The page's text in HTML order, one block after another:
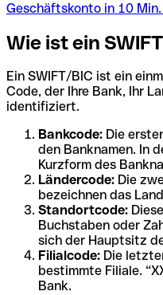
Geschäftskonto in 10
Wie ist ein
Ein SWIFT/BIC ist ein
Code, der Ihre Bank, Ihr
identifiziert.
Bankcode: Die
den Banknamen. In
Kurzform des
Ländercode: Die
bezeichnen das
Standortcode:
Buchstaben oder
sich der Hauptsitz
Filialcode: Die
bestimmte Filiale.
Bank.